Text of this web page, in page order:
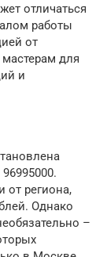
отличаться
работы
от
для
и
от региона,
Однако
–